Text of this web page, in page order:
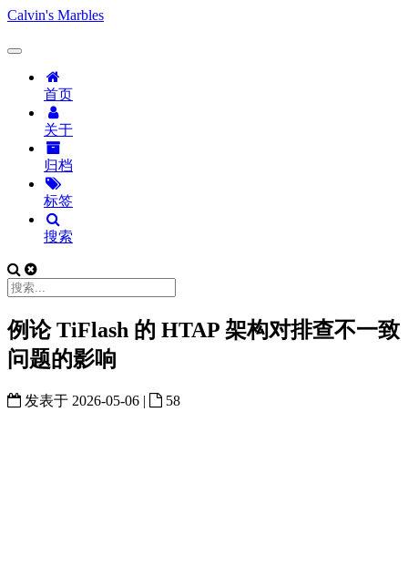
Calvin's Marbles
首页
关于
归档
标签
搜索
例论 TiFlash 的 HTAP 架构对排查不一致
问题的影响
发表于 2026-05-06 | 58